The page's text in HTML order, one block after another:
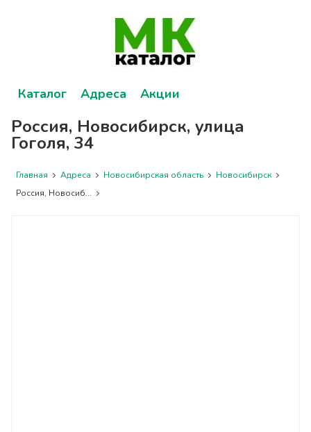
Каталог Адреса Акции
Россия, Новосибирск, улица
Гоголя, 34
Главная Адреса Новосибирская область
Новосибирск
Россия, Новосиб...